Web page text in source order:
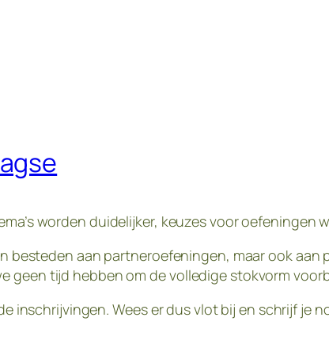
worden duidelijker, keuzes voor
besteden aan partneroefeningen, maar ook aan
tijd hebben om de volledige stokvorm
inschrijvingen. Wees er dus vlot bij en schrijf je